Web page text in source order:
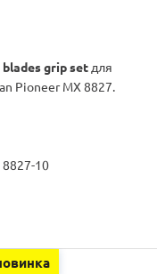
grip set для
Pioneer MX 8827.
8827-10